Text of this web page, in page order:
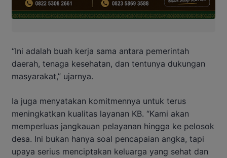
“Ini adalah buah kerja sama antara pemerintah
daerah, tenaga kesehatan, dan tentunya dukungan
masyarakat,” ujarnya.
Ia juga menyatakan komitmennya untuk terus
meningkatkan kualitas layanan KB. “Kami akan
memperluas jangkauan pelayanan hingga ke pelosok
desa. Ini bukan hanya soal pencapaian angka, tapi
upaya serius menciptakan keluarga yang sehat dan